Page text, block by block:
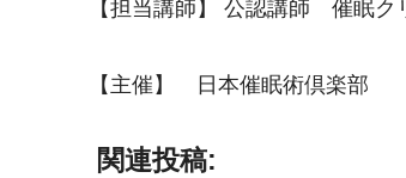
【担当講師】 公認講師 催眠ク
【主催】 日本催眠術倶楽部
関連投稿: